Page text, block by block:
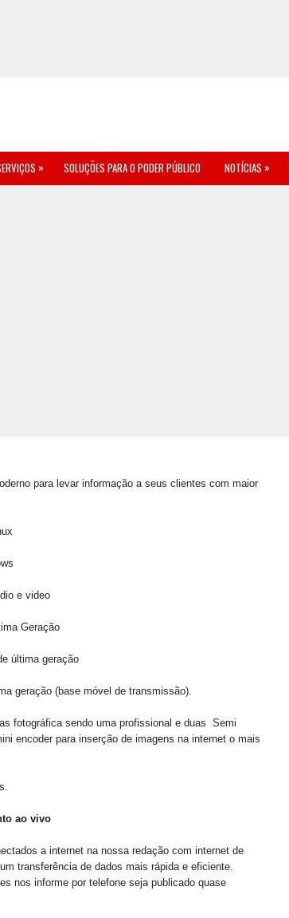
» SOLUÇÕES PARA O PODER PÚBLICO NOTÍCIAS »
para levar informação a seus clientes com maior
e video
Geração
última geração
geração (base móvel de transmissão).
fotográfica sendo uma profissional e duas Semi
encoder para inserção de imagens na internet o mais
ao vivo
a internet na nossa redação com internet de
transferência de dados mais rápida e eficiente.
nos informe por telefone seja publicado quase